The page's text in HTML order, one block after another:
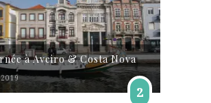
à Aveiro & Costa Nova
2019
2